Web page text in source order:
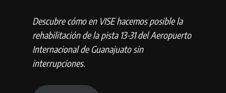
Descubre cómo en VISE hacemos posible la
rehabilitación de la pista 13-31 del Aeropuerto
Internacional de Guanajuato sin
interrupciones.